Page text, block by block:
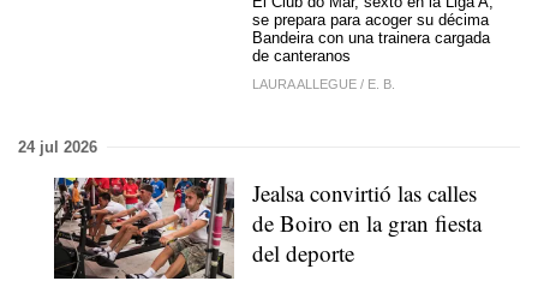
se prepara para acoger su décima
Bandeira con una trainera cargada
de canteranos
LAURA ALLEGUE / E. B.
24 jul 2026
Jealsa convirtió las calles
de Boiro en la gran fiesta
del deporte